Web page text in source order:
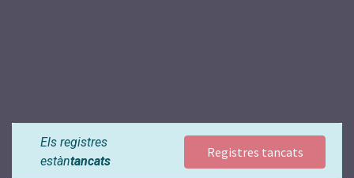
Els registres
estàntancats
Registres tancats